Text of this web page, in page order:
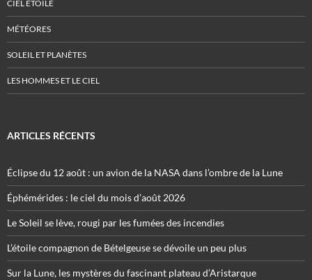
CIEL ÉTOILÉ
MÉTÉORES
SOLEIL ET PLANÈTES
LES HOMMES ET LE CIEL
ARTICLES RÉCENTS
Éclipse du 12 août : un avion de la NASA dans l’ombre de la Lune
Éphémérides : le ciel du mois d’août 2026
Le Soleil se lève, rougi par les fumées des incendies
L’étoile compagnon de Bételgeuse se dévoile un peu plus
Sur la Lune, les mystères du fascinant plateau d’Aristarque